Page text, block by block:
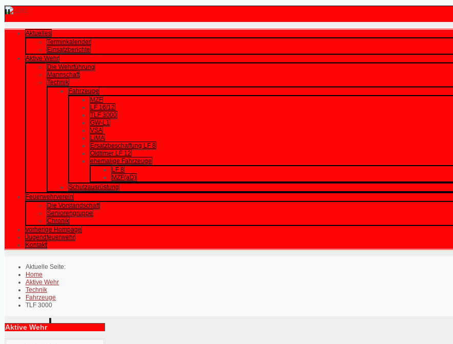
Aktuelles
Terminkalender
Einsatzberichte
Aktive Wehr
Die Wehrführung
Mannschaft
Technik
Fahrzeuge
MZF
LF 16/12
TLF 3000
GW-L1
VSA
LiMA
Ersatzbeschaffung LF 8
Oldtimer LF 12
ehemalige Fahrzeuge
LF 8
MZF(aD)
Schutzausrüstung
Feuerwehrverein
Die Vorstandschaft
Seniorengruppe
Chronik
vorherige Hompage
Jugendfeuerwehr
Kontakt
Aktuelle Seite:
Home
Aktive Wehr
Technik
Fahrzeuge
TLF 3000
Aktive Wehr